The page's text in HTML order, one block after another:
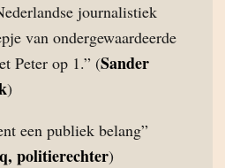
journalistiek
van ondergewaardeerde
Peter op 1.” (Sander
)
een publiek belang”
politierechter)